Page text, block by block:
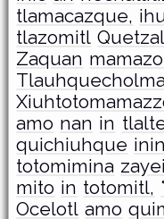
tlamacazque,
tlazomitl
Zaquan
amo nan in
quichiuhque inin
totomimina
mito in totomitl,
Ocelotl amo